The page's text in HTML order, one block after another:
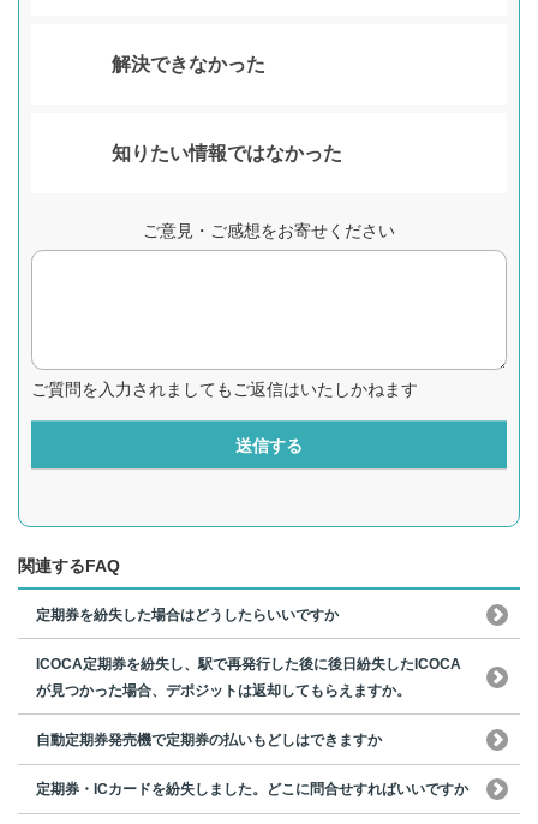
解決できなかった
知りたい情報ではなかった
ご意見・ご感想をお寄せください
ご質問を入力されましてもご返信はいたしかねます
送信する
関連するFAQ
定期券を紛失した場合はどうしたらいいですか
ICOCA定期券を紛失し、駅で再発行した後に後日紛失したICOCA
が見つかった場合、デポジットは返却してもらえますか。
自動定期券発売機で定期券の払いもどしはできますか
定期券・ICカードを紛失しました。どこに問合せすればいいですか